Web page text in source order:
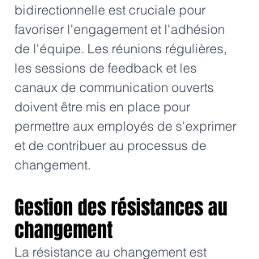
bidirectionnelle est cruciale pour
favoriser l'engagement et l'adhésion
de l'équipe. Les réunions régulières,
les sessions de feedback et les
canaux de communication ouverts
doivent être mis en place pour
permettre aux employés de s'exprimer
et de contribuer au processus de
changement.
Gestion des résistances au
changement
La résistance au changement est